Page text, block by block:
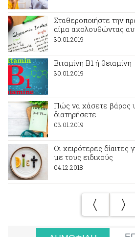
Σταθεροποιήστε την
αίμα ακολουθώντας
30.01.2019
Βιταμίνη Β1 ή θειαμίνη
30.01.2019
Πώς να χάσετε βάρος
διατηρήσετε
03.01.2019
Οι χειρότερες
με τους ειδικούς
04.12.2018